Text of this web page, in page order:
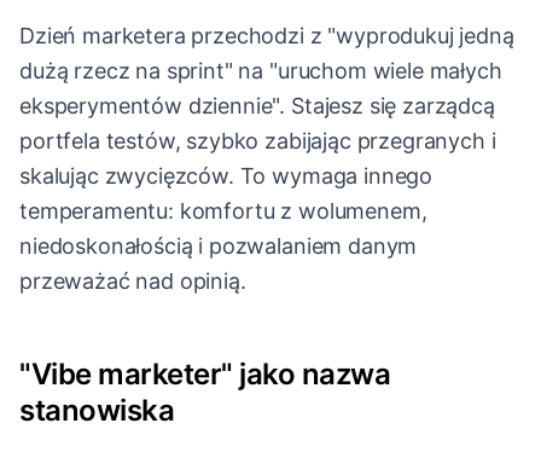
Dzień marketera przechodzi z "wyprodukuj jedną
dużą rzecz na sprint" na "uruchom wiele małych
eksperymentów dziennie". Stajesz się zarządcą
portfela testów, szybko zabijając przegranych i
skalując zwycięzców. To wymaga innego
temperamentu: komfortu z wolumenem,
niedoskonałością i pozwalaniem danym
przeważać nad opinią.
"Vibe marketer" jako nazwa
stanowiska